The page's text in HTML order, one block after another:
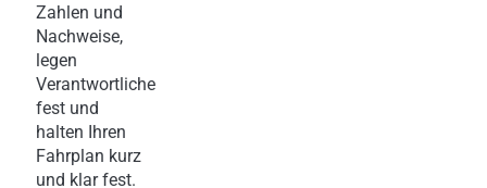
Zahlen und
Nachweise,
legen
Verantwortliche
fest und
halten Ihren
Fahrplan kurz
und klar fest.